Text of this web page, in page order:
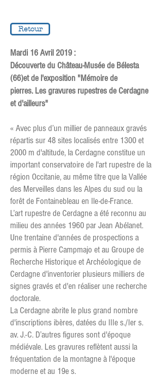
Retour
Mardi 16 Avril 2019 :
Découverte du Château-Musée de Bélesta
(66)et de l'exposition "Mémoire de
pierres. Les gravures rupestres de Cerdagne
et d'ailleurs"
« Avec plus d’un millier de panneaux gravés
répartis sur 48 sites localisés entre 1300 et
2000 m d'altitude, la Cerdagne constitue un
important conservatoire de l'art rupestre de la
région Occitanie, au même titre que la Vallée
des Merveilles dans les Alpes du sud ou la
forêt de Fontainebleau en Ile-de-France.
L’art rupestre de Cerdagne a été reconnu au
milieu des années 1960 par Jean Abélanet.
Une trentaine d'années de prospections a
permis à Pierre Campmajo et au Groupe de
Recherche Historique et Archéologique de
Cerdagne d'inventorier plusieurs milliers de
signes gravés et d'en réaliser une recherche
doctorale.
La Cerdagne abrite le plus grand nombre
d'inscriptions ibères, datées du IIIe s./Ier s.
av. J.-C. D’autres figures sont d'époque
médiévale. Les gravures reflètent aussi la
fréquentation de la montagne à l'époque
moderne et au 19e s.